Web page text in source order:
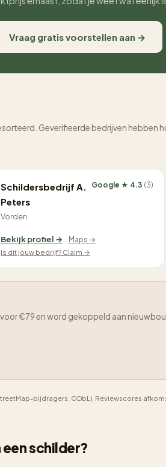
Vraag gratis voorstellen aan →
Geverifieerde bedrijven hebben
Schildersbedrijf A.
Peters
Vorden
Google ★ 4.3 (3)
Bekijk profiel →
Maps →
Is dit jouw bedrijf? Claim →
€79 en word gekoppeld aan
bijdragers, ODbL). Reviewscores
een schilder?